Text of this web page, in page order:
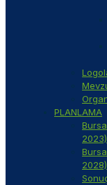
PLANLAMA
2023)
2028)